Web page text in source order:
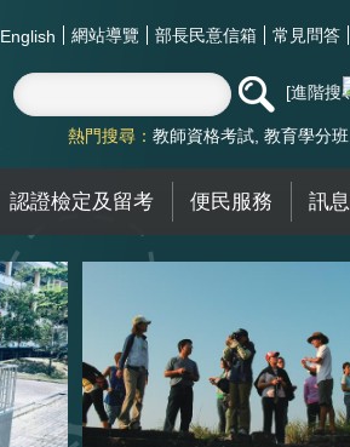
English 網站導覽 部長民意信箱 常見問答
進階搜
熱門搜尋： 教師資格考試 教育學分班
認證檢定及留考 便民服務 訊